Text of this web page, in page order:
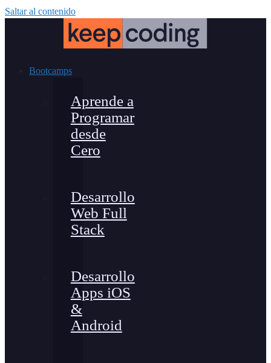
Saltar al contenido
Bootcamps
Aprende a
Programar
desde
Cero
Desarrollo
Web Full
Stack
Desarrollo
Apps iOS
&
Android